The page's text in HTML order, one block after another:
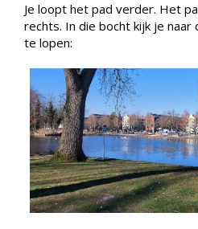
Je loopt het pad verder. Het
rechts. In die bocht kijk je
te lopen: